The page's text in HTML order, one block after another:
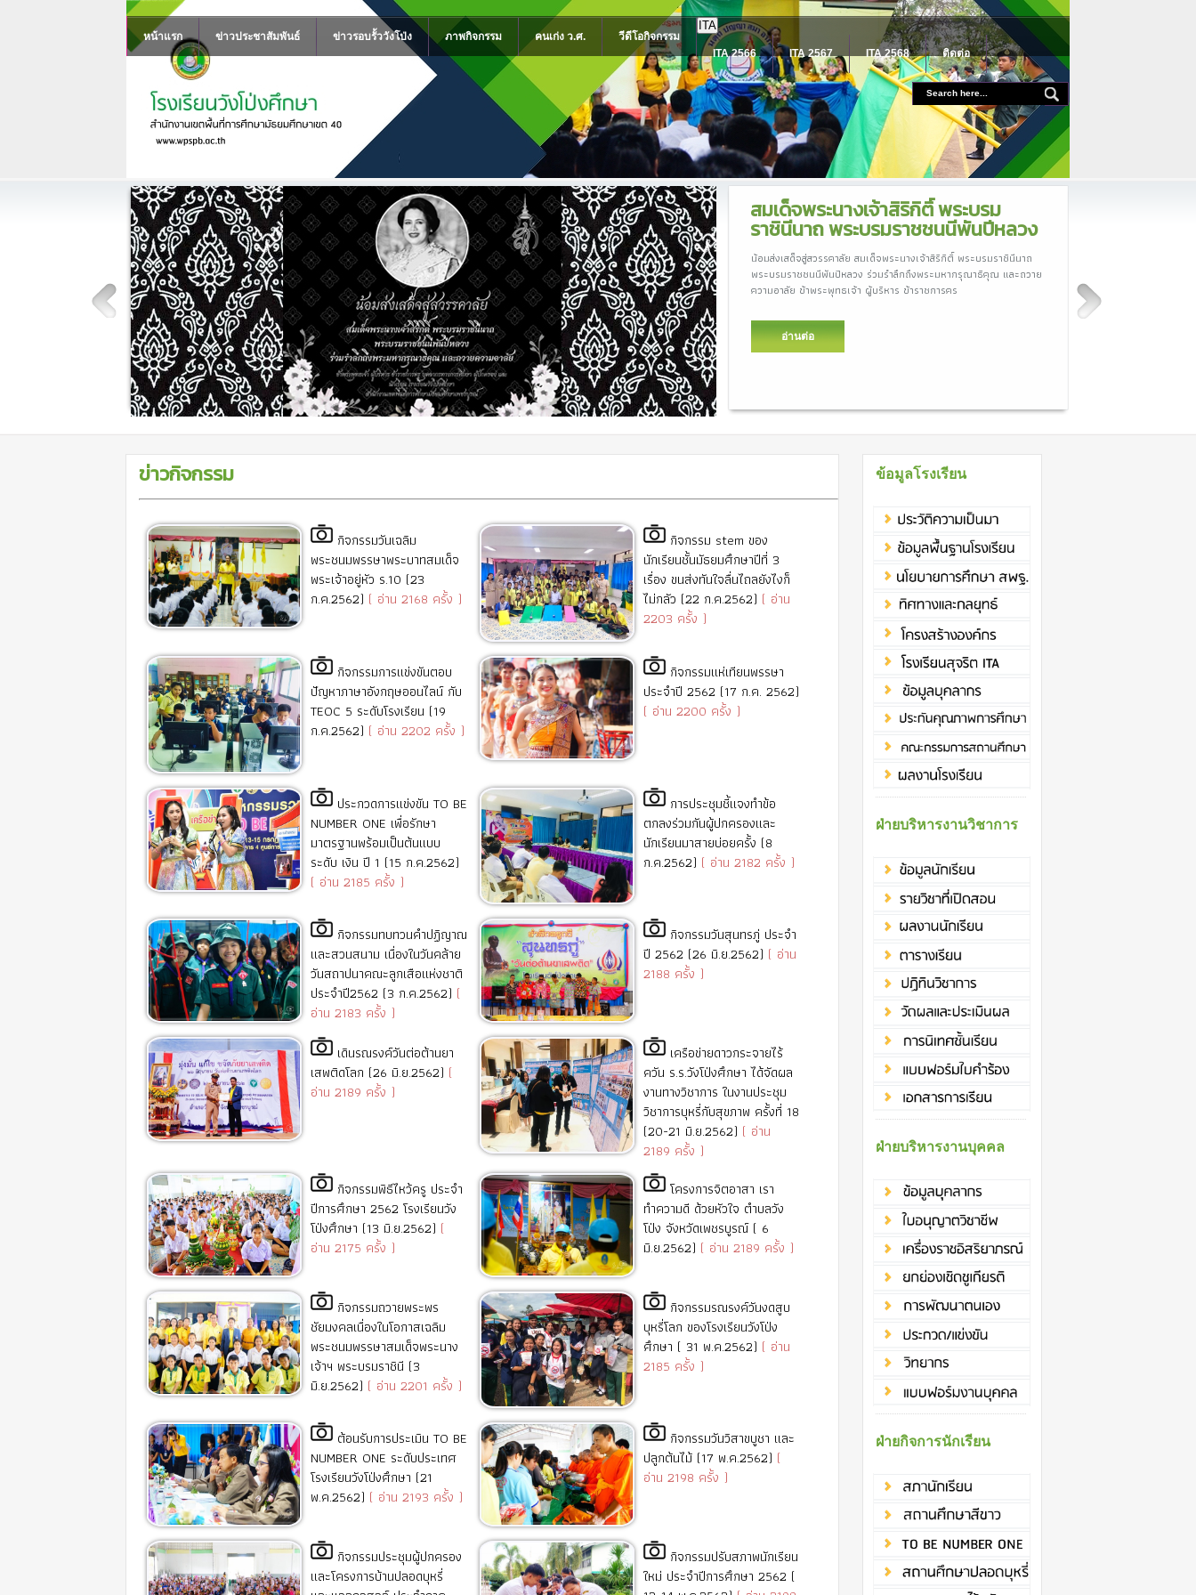
หน้าแรก ข่าวประชาสัมพันธ์ ข่าวรอบรั้ววังโป่ง ภาพกิจกรรม คนเก่ง ว.ศ. วีดีโอกิจกรรม
ITA
ITA 2566 ITA 2567 ITA 2568 ติดต่อ
NO GIFT POLICY
โรงเรียนวังโป่งศึกษา มีนโยบายขอความร่วมมือ งดรับของขวัญเนื่องใน
เทศกาลและโอกาสอื่นใด
ข่าวกิจกรรม
กิจกรรมวันเฉลิม
พระชนมพรรษาพระบาทสมเด็จ
พระเจ้าอยู่หัว ร.10 (23
ก.ค.2562) ( อ่าน 2168 ครั้ง )
กิจกรรม stem ของ
นักเรียนชั้นมัธยมศึกษาปีที่ 3
เรื่อง ขนส่งทันใจลื่นไถลยังไงก็
ไม่กลัว (22 ก.ค.2562) ( อ่าน
2203 ครั้ง )
กิจกรรมการแข่งขันตอบ
ปัญหาภาษาอังกฤษออนไลน์ กับ
TEOC 5 ระดับโรงเรียน (19
ก.ค.2562) ( อ่าน 2202 ครั้ง )
กิจกรรมแห่เทียนพรรษา
ประจำปี 2562 (17 ก.ค. 2562)
( อ่าน 2200 ครั้ง )
ประกวดการแข่งขัน TO BE
NUMBER ONE เพื่อรักษา
มาตรฐานพร้อมเป็นต้นแบบ
ระดับ เงิน ปี 1 (15 ก.ค.2562)
( อ่าน 2185 ครั้ง )
การประชุมชี้แจงทำข้อ
ตกลงร่วมกันผู้ปกครองและ
นักเรียนมาสายบ่อยครั้ง (8
ก.ค.2562) ( อ่าน 2182 ครั้ง )
กิจกรรมทบทวนคําปฏิญาณ
และสวนสนาม เนื่องในวันคล้าย
วันสถาปนาคณะลูกเสือแห่งชาติ
ประจำปี2562 (3 ก.ค.2562) (
อ่าน 2183 ครั้ง )
กิจกรรมวันสุนทรภู่ ประจำ
ปี 2562 (26 มิ.ย.2562) ( อ่าน
2188 ครั้ง )
เดินรณรงค์วันต่อต้านยา
เสพติดโลก (26 มิ.ย.2562) (
อ่าน 2189 ครั้ง )
เครือข่ายดาวกระจายไร้
ควัน ร.ร.วังโป่งศึกษา ได้จัดผล
งานทางวิชาการ ในงานประชุม
วิชาการบุหรี่กับสุขภาพ ครั้งที่ 18
(20-21 มิ.ย.2562) ( อ่าน
2189 ครั้ง )
กิจกรรมพิธีไหว้ครู ประจำ
ปีการศึกษา 2562 โรงเรียนวัง
โป่งศึกษา (13 มิ.ย.2562) (
อ่าน 2175 ครั้ง )
โครงการจิตอาสา เรา
ทำความดี ด้วยหัวใจ ตำบลวัง
โป่ง จังหวัดเพชรบูรณ์ ( 6
มิ.ย.2562) ( อ่าน 2189 ครั้ง )
กิจกรรมถวายพระพร
ชัยมงคลเนื่องในโอกาสเฉลิม
พระชนมพรรษาสมเด็จพระนาง
เจ้าฯ พระบรมราชินี (3
มิ.ย.2562) ( อ่าน 2201 ครั้ง )
กิจกรรมรณรงค์วันงดสูบ
บุหรี่โลก ของโรงเรียนวังโป่ง
ศึกษา ( 31 พ.ค.2562) ( อ่าน
2185 ครั้ง )
ต้อนรับการประเมิน TO BE
NUMBER ONE ระดับประเทศ
โรงเรียนวังโป่งศึกษา (21
พ.ค.2562) ( อ่าน 2193 ครั้ง )
กิจกรรมวันวิสาขบูชา และ
ปลูกต้นไม้ (17 พ.ค.2562) (
อ่าน 2198 ครั้ง )
กิจกรรมประชุมผู้ปกครอง
และโครงการบ้านปลอดบุหรี่
กิจกรรมปรับสภาพนักเรียน
ใหม่ ประจำปีการศึกษา 2562 (
ข้อมูลโรงเรียน
ฝ่ายบริหารงานวิชาการ
ฝ่ายบริหารงานบุคคล
ฝ่ายกิจการนักเรียน